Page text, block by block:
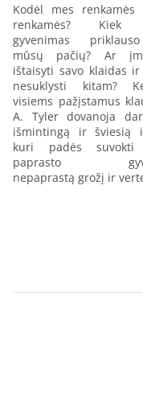
Kodėl mes renkamės
renkamės? Kiek
gyvenimas
mūsų pačių? Ar
ištaisyti savo klaidas
nesuklysti kitam?
visiems pažįstamus
A. Tyler dovanoja
išmintingą ir šviesią
kuri padės suvokti
paprasto
nepaprastą grožį ir